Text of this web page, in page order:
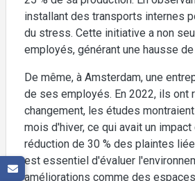
installant des transports internes
du stress. Cette initiative a non
employés, générant une hausse
De même, à Amsterdam, une
de ses employés. En 2022, ils ont
changement, les études
mois d'hiver, ce qui avait un
réduction de 30 % des plaintes
est essentiel d'évaluer
améliorations comme des